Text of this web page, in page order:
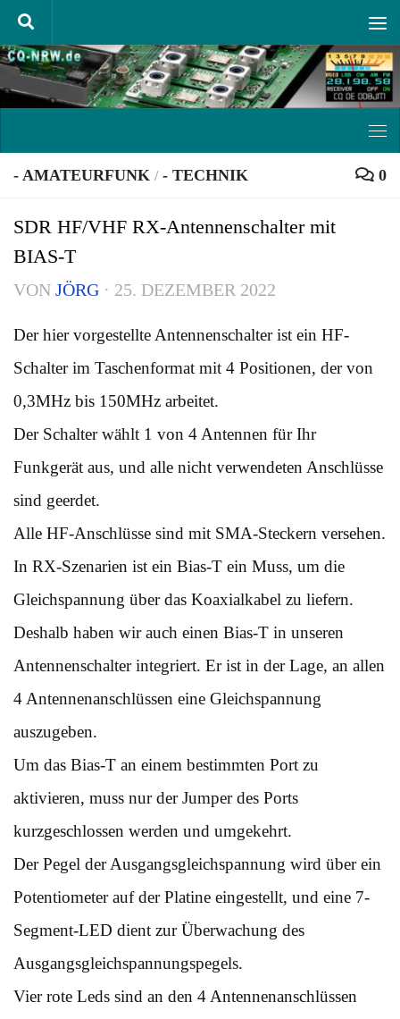
Unter dem Inhalt
- AMATEURFUNK / - TECHNIK 0
SDR HF/VHF RX-Antennenschalter mit
BIAS-T
VON JÖRG · 25. DEZEMBER 2022
Der hier vorgestellte Antennenschalter ist ein HF-
Schalter im Taschenformat mit 4 Positionen, der von
0,3MHz bis 150MHz arbeitet.
Der Schalter wählt 1 von 4 Antennen für Ihr
Funkgerät aus, und alle nicht verwendeten Anschlüsse
sind geerdet.
Alle HF-Anschlüsse sind mit SMA-Steckern versehen.
In RX-Szenarien ist ein Bias-T ein Muss, um die
Gleichspannung über das Koaxialkabel zu liefern.
Deshalb haben wir auch einen Bias-T in unseren
Antennenschalter integriert. Er ist in der Lage, an allen
4 Antennenanschlüssen eine Gleichspannung
auszugeben.
Um das Bias-T an einem bestimmten Port zu
aktivieren, muss nur der Jumper des Ports
kurzgeschlossen werden und umgekehrt.
Der Pegel der Ausgangsgleichspannung wird über ein
Potentiometer auf der Platine eingestellt, und eine 7-
Segment-LED dient zur Überwachung des
Ausgangsgleichspannungspegels.
Vier rote Leds sind an den 4 Antennenanschlüssen